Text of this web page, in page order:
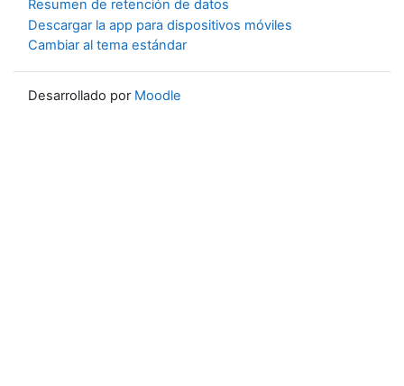
Resumen de retención de datos
Descargar la app para dispositivos móviles
Cambiar al tema estándar
Desarrollado por Moodle